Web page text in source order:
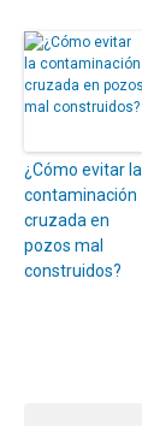
¿Cómo evitar la
contaminación
cruzada en
pozos mal
construidos?